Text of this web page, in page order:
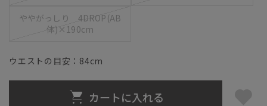
ややがっしり 4DROP(AB
体)×190cm
ウエストの目安： 84cm
カートに入れる